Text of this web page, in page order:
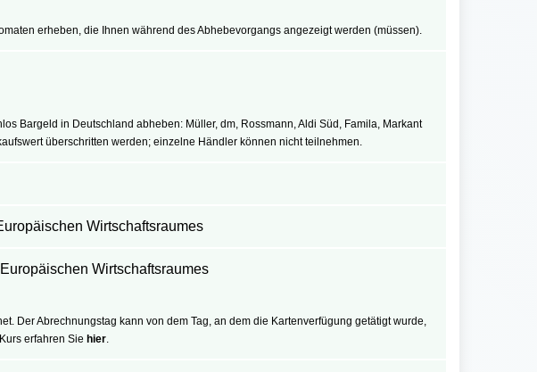
erheben, die Ihnen während des Abhebevorgangs angezeigt werden (müssen).
Bargeld in Deutschland abheben: Müller, dm, Rossmann, Aldi Süd, Famila, Markant
überschritten werden; einzelne Händler können nicht teilnehmen.
Wirtschaftsraumes
Wirtschaftsraumes
Der Abrechnungstag kann von dem Tag, an dem die Kartenverfügung getätigt wurde,
erfahren Sie hier.